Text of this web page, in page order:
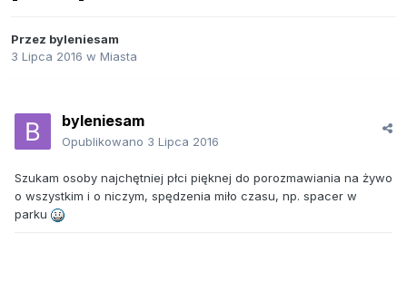
Przez byleniesam
3 Lipca 2016 w Miasta
byleniesam
Opublikowano 3 Lipca 2016
Szukam osoby najchętniej płci pięknej do porozmawiania na żywo
o wszystkim i o niczym, spędzenia miło czasu, np. spacer w
parku